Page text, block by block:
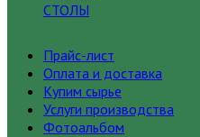
СТОЛЫ
Прайс-лист
Оплата и доставка
Купим сырье
Услуги производства
Фотоальбом